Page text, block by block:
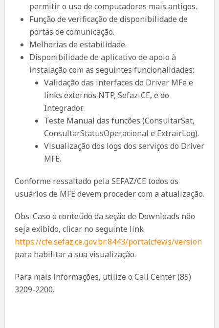
permitir o uso de computadores mais antigos.
Função de verificação de disponibilidade de
portas de comunicação.
Melhorias de estabilidade.
Disponibilidade de aplicativo de apoio à
instalação com as seguintes funcionalidades:
Validação das interfaces do Driver MFe e
links externos NTP, Sefaz-CE, e do
Integrador.
Teste Manual das funcões (ConsultarSat,
ConsultarStatusOperacional e ExtrairLog).
Visualização dos logs dos serviços do Driver
MFE.
Conforme ressaltado pela SEFAZ/CE todos os
usuários de MFE devem proceder com a atualização.
Obs. Caso o conteúdo da seção de Downloads não
seja exibido, clicar no seguinte link
https://cfe.sefaz.ce.gov.br:8443/portalcfews/version
para habilitar a sua visualização.
Para mais informações, utilize o Call Center (85)
3209-2200.